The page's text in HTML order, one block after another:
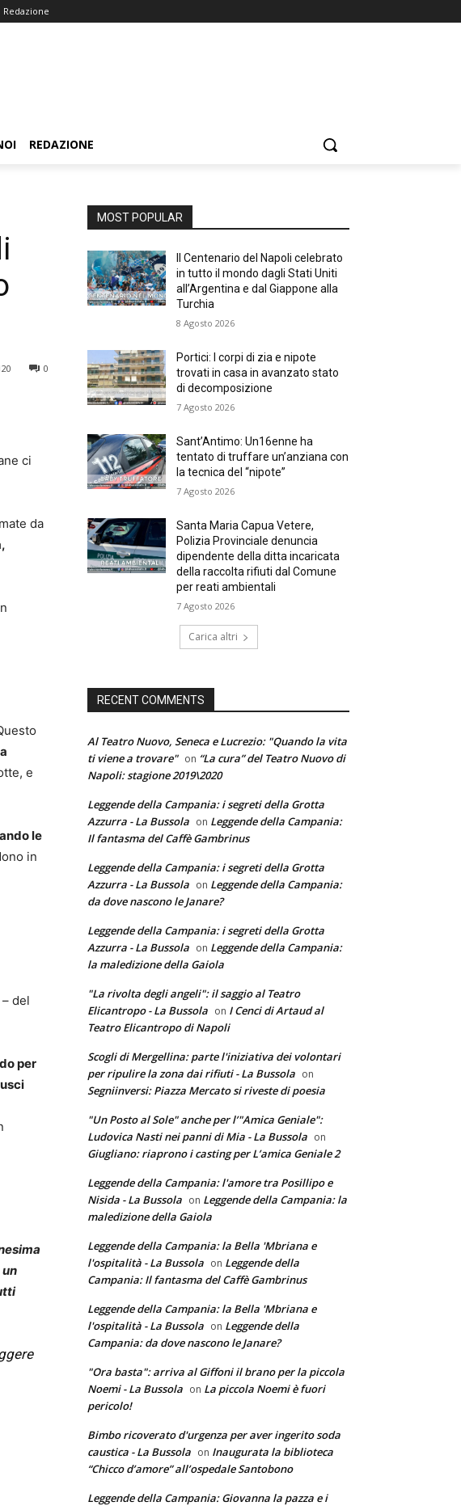
Redazione
REDAZIONE
0
ci
da
e
le
in
– del
per
MOST POPULAR
Il Centenario del Napoli celebrato
in tutto il mondo dagli Stati Uniti
all’Argentina e dal Giappone alla
Turchia
8 Agosto 2026
Portici: I corpi di zia e nipote
trovati in casa in avanzato stato
di decomposizione
7 Agosto 2026
Sant’Antimo: Un16enne ha
tentato di truffare un’anziana con
la tecnica del “nipote”
7 Agosto 2026
Santa Maria Capua Vetere,
Polizia Provinciale denuncia
dipendente della ditta incaricata
della raccolta rifiuti dal Comune
per reati ambientali
7 Agosto 2026
Carica altri
RECENT COMMENTS
Al Teatro Nuovo, Seneca e Lucrezio: "Quando la vita
ti viene a trovare" on “La cura” del Teatro Nuovo di
Napoli: stagione 2019\2020
Leggende della Campania: i segreti della Grotta
Azzurra - La Bussola on Leggende della Campania:
Il fantasma del Caffè Gambrinus
Leggende della Campania: i segreti della Grotta
Azzurra - La Bussola on Leggende della Campania:
da dove nascono le Janare?
Leggende della Campania: i segreti della Grotta
Azzurra - La Bussola on Leggende della Campania:
la maledizione della Gaiola
"La rivolta degli angeli": il saggio al Teatro
Elicantropo - La Bussola on I Cenci di Artaud al
Teatro Elicantropo di Napoli
Scogli di Mergellina: parte l'iniziativa dei volontari
per ripulire la zona dai rifiuti - La Bussola on
Segniinversi: Piazza Mercato si riveste di poesia
"Un Posto al Sole" anche per l’"Amica Geniale":
Ludovica Nasti nei panni di Mia - La Bussola on
Giugliano: riaprono i casting per L’amica Geniale 2
Leggende della Campania: l'amore tra Posillipo e
Nisida - La Bussola on Leggende della Campania: la
maledizione della Gaiola
Leggende della Campania: la Bella 'Mbriana e
l'ospitalità - La Bussola on Leggende della
Campania: Il fantasma del Caffè Gambrinus
Leggende della Campania: la Bella 'Mbriana e
l'ospitalità - La Bussola on Leggende della
Campania: da dove nascono le Janare?
"Ora basta": arriva al Giffoni il brano per la piccola
Noemi - La Bussola on La piccola Noemi è fuori
pericolo!
Bimbo ricoverato d'urgenza per aver ingerito soda
caustica - La Bussola on Inaugurata la biblioteca
“Chicco d’amore” all’ospedale Santobono
Leggende della Campania: Giovanna la pazza e i